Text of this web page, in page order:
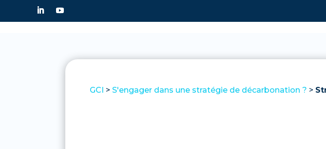
GCI >S'engager dans une stratégie de décarbonation ? >